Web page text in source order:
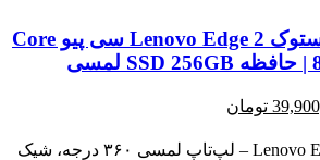
لپ‌تاپ 360 درجه استوک Lenovo Edge 2 سی پیو Core
43,600,000 تومان
تومان
39,900,000 تومان 💻 لپ تاپ Lenovo Edge 2-1580 – لپ‌تاپ لمسی ۳۶۰ درجه، شیک